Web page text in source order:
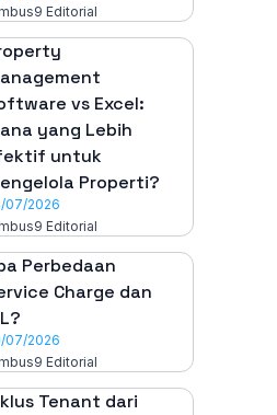
Editorial
vs Excel:
yang Lebih
untuk
Properti?
07/2026
Editorial
Perbedaan
Charge dan
07/2026
Editorial
Tenant dari